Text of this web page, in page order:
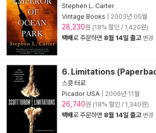
Stephen L. Carter
Vintage Books
2003년 05월
28,230원 (18% 할인 / 1,420원)
택배로 주문하면 8월 14일 출고 변경
6. Limitations
스콧 터로
Picador USA
2006년 11월
26,740원 (18% 할인 / 1,340원)
택배로 주문하면 8월 14일 출고 변경